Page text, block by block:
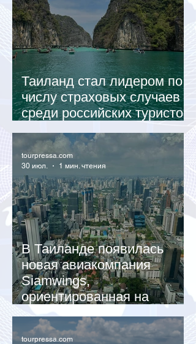
Таиланд стал лидером по
числу страховых случаев
среди российских туристов
в 2026 году
В Таиланде появилась
новая авиакомпания
Siamwings,
ориентированная на
российских туристов
tourpressa.com
30 июл.
1 мин. чтения
tourpressa.com